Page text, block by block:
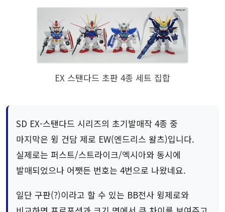
EX 스탠다드 초판 4종 세트 집합
SD EX-스탠다드 시리즈의 초기발매작 4종 중
마지막은 윙 건담 제로 EW(엔드리스 왈츠)입니다.
실제로는 퍼스트/스트라이크/엑시아와 동시에
발매되었으나 어쨋든 번호는 4번으로 나왔네요.
일단 구판(?)이라고 할 수 있는 BB전사 윙제로와